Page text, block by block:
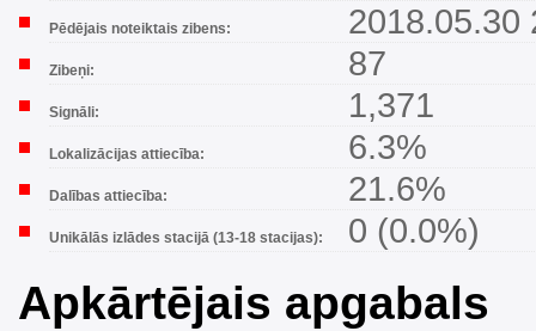
Pēdējais noteiktais zibens: 2018.05.30
Zibeņi: 87
Signāli: 1,371
Lokalizācijas attiecība: 6.3%
Dalības attiecība: 21.6%
Unikālās izlādes stacijā (13-18 stacijas): 0 (0.0%)
Apkārtējais apgabals